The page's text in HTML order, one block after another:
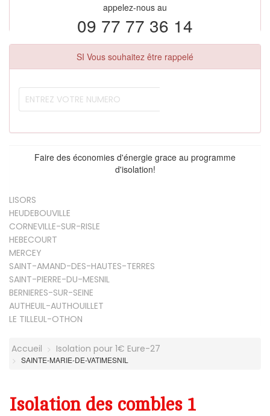
appelez-nous au
09 77 77 36 14
SI Vous souhaitez être rappelé
Faire des économies d'énergie grace au programme
d'isolation!
LISORS
HEUDEBOUVILLE
CORNEVILLE-SUR-RISLE
HEBECOURT
MERCEY
SAINT-AMAND-DES-HAUTES-TERRES
SAINT-PIERRE-DU-MESNIL
BERNIERES-SUR-SEINE
AUTHEUIL-AUTHOUILLET
LE TILLEUL-OTHON
Accueil Isolation pour 1€ Eure-27
SAINTE-MARIE-DE-VATIMESNIL
Isolation des combles 1